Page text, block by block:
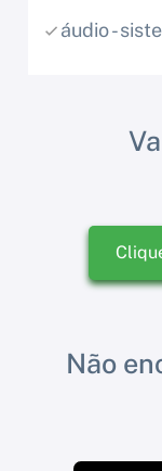
áudio -
Não